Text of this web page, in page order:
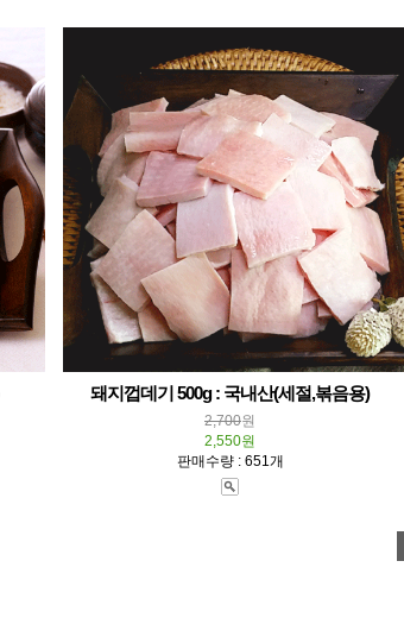
돼지껍데기 500g : 국내산(세절,볶음용)
2,700원
2,550원
판매수량 : 651개